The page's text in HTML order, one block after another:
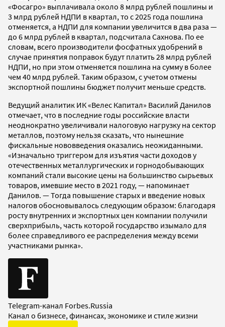
«Фосагро» выплачивала около 8 млрд рублей пошлины и
3 млрд рублей НДПИ в квартал, то с 2025 года пошлина
отменяется, а НДПИ для компании увеличится в два раза —
до 6 млрд рублей в квартал, подсчитала Сахнова. По ее
словам, всего производители фосфатных удобрений в
случае принятия поправок будут платить 28 млрд рублей
НДПИ, но при этом отменяется пошлина на сумму в более
чем 40 млрд рублей. Таким образом, с учетом отмены
экспортной пошлины бюджет получит меньше средств.
Ведущий аналитик ИК «Велес Капитал» Василий Данилов
отмечает, что в последние годы российские власти
неоднократно увеличивали налоговую нагрузку на сектор
металлов, поэтому нельзя сказать, что нынешние
фискальные нововведения оказались неожиданными.
«Изначально триггером для изъятия части доходов у
отечественных металлургических и горнодобывающих
компаний стали высокие цены на большинство сырьевых
товаров, имевшие место в 2021 году, — напоминает
Данилов. — Тогда повышение старых и введение новых
налогов обосновывалось следующим образом: благодаря
росту внутренних и экспортных цен компании получили
сверхприбыль, часть которой государство изымало для
более справедливого ее распределения между всеми
участниками рынка».
Telegram-канал Forbes.Russia
Канал о бизнесе, финансах, экономике и стиле жизни